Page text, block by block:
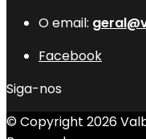
O email:
Facebook
Siga-nos
© Copyright 2026